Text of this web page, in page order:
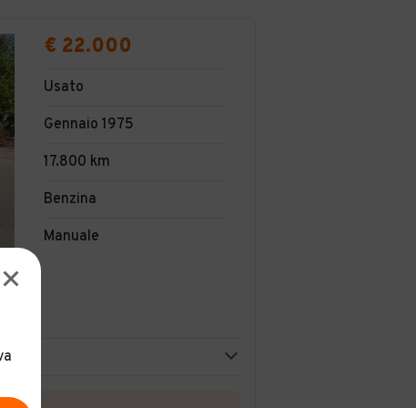
€ 22.000
Usato
Gennaio 1975
17.800 km
Benzina
Manuale